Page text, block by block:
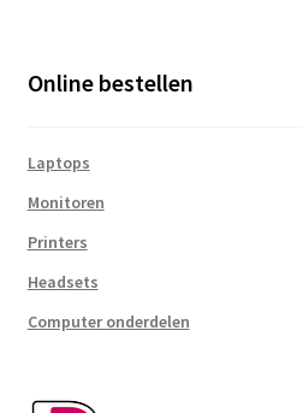
Online bestellen
Laptops
Monitoren
Printers
Headsets
Computer onderdelen